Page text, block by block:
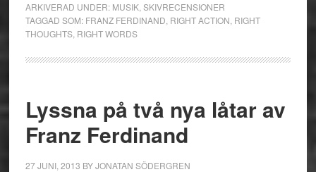
ARKIVERAD UNDER: MUSIK, SKIVRECENSIONER
TAGGAD SOM: FRANZ FERDINAND RIGHT ACTION RIGHT
THOUGHTS, RIGHT WORDS
Lyssna på två nya låtar av
Franz Ferdinand
27 JUNI, 2013 BYJONATAN SÖDERGREN